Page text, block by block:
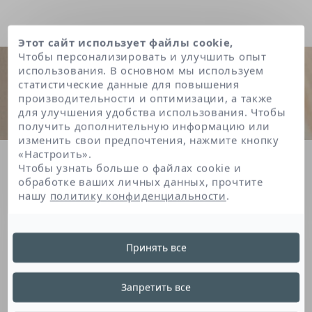
Главная Superoxide dismutase
Superoxide Dismutase
Этот фермент, естественным образом
содержащийся в коже, является
Этот сайт использует файлы cookie,
Чтобы персонализировать и улучшить опыт
использования. В основном мы используем
статистические данные для повышения
производительности и оптимизации, а также
для улучшения удобства использования. Чтобы
получить дополнительную информацию или
изменить свои предпочтения, нажмите кнопку
«Настроить».
Чтобы узнать больше о файлах cookie и
обработке ваших личных данных, прочтите
нашу политику конфиденциальности.
Запретить все
Принять все